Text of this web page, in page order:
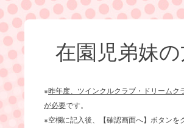
在園児弟妹
※昨年度、ツインクルクラブ・ドリーム
が必要です。
※空欄に記入後、【確認画面へ】ボタンを